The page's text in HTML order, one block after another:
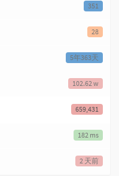
351
28
5年363天
102.62 w
659,431
182 ms
2 天前